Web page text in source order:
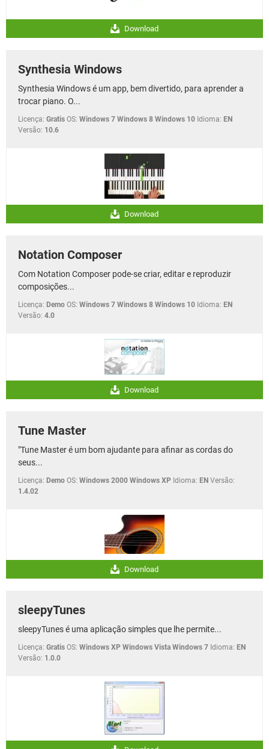
Download
Synthesia Windows
Synthesia Windows é um app, bem divertido, para aprender a
trocar piano. O...
Licença: Gratis OS: Windows 7 Windows 8 Windows 10 Idioma: EN
Versão: 10.6
Download
Notation Composer
Com Notation Composer pode-se criar, editar e reproduzir
composições...
Licença: Demo OS: Windows 7 Windows 8 Windows 10 Idioma: EN
Versão: 4.0
Download
Tune Master
"Tune Master é um bom ajudante para afinar as cordas do
seus...
Licença: Demo OS: Windows 2000 Windows XP Idioma: EN Versão:
1.4.02
Download
sleepyTunes
sleepyTunes é uma aplicação simples que lhe permite...
Licença: Gratis OS: Windows XP Windows Vista Windows 7 Idioma: EN
Versão: 1.0.0